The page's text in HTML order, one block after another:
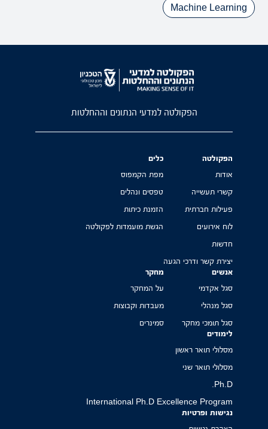
Machine Learning
הפקולטה למדעי הנתונים וההחלטות
הפקולטה
אודות
קשרי תעשייה
פעילות חברתית
לוח אירועים
חדשות
יצירת קשר ודרכי הגעה
כלים
מפת הקמפוס
טפסים ונהלים
הזמנת כיתות
הגשת מועמדות לפקולטה
אנשים
סגל אקדמי
סגל מנהלי
סגל תומכי מחקר
מחקר
על המחקר
מעבדות וקבוצות
סמינרים
לימודים
מסלולי תואר ראשון
מסלולי תואר שני
Ph.D.
International Ph.D Excellence Program
נגישות ופרטיות